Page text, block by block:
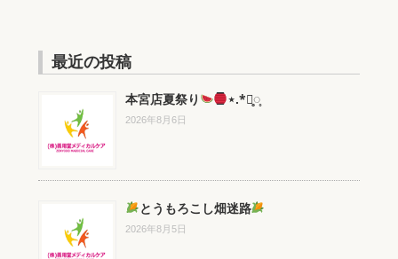
最近の投稿
本宮店夏祭り ⋆.*⃝̥◌̥
2026年8月6日
とうもろこし畑迷路
2026年8月5日